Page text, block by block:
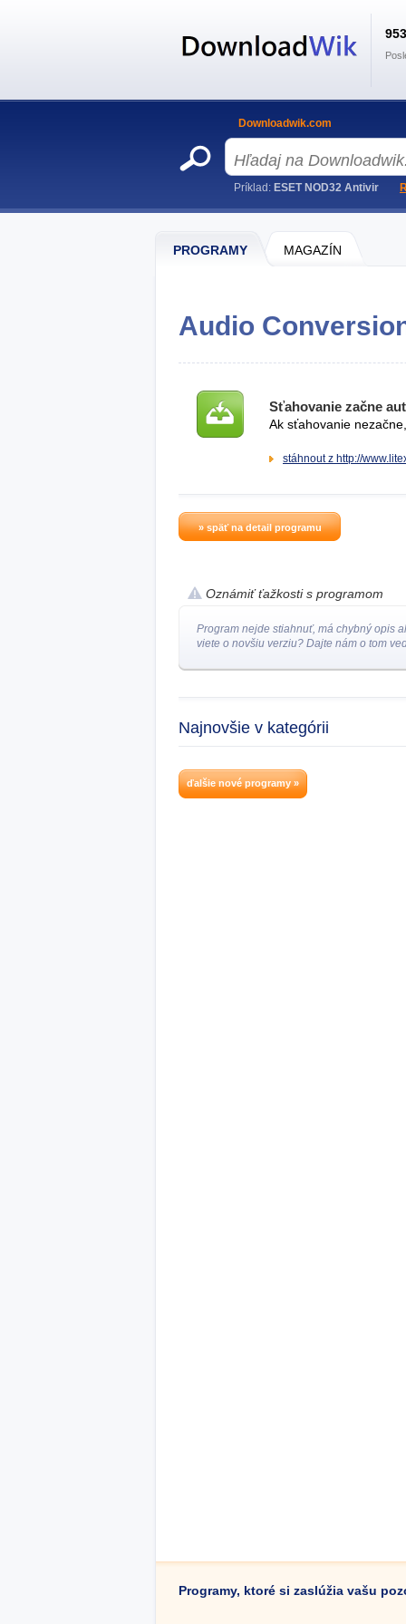
PROGRAMY MAGAZÍN
Audio
Sťahovanie začne
Ak sťahovanie
stáhnout z http://
» späť na detail programu
Oznámiť ťažkosti s programom
Program nejde stiahnuť, má chybný opis
viete o novšiu verziu? Dajte nám o tom
Najnovšie v kategórii
ďalšie nové programy »
Programy, ktoré si zaslúžia vašu
Downloadwik.com
Príklad: ESET NOD32 Antivir